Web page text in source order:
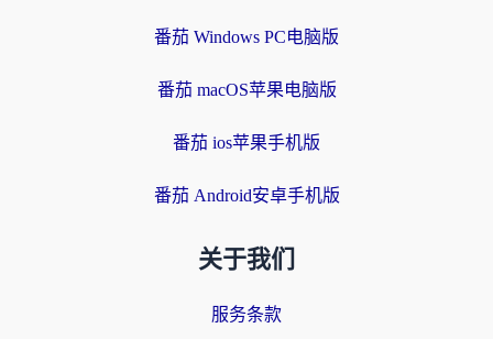
番茄 Windows PC电脑版
番茄 macOS苹果电脑版
番茄 ios苹果手机版
番茄 Android安卓手机版
关于我们
服务条款